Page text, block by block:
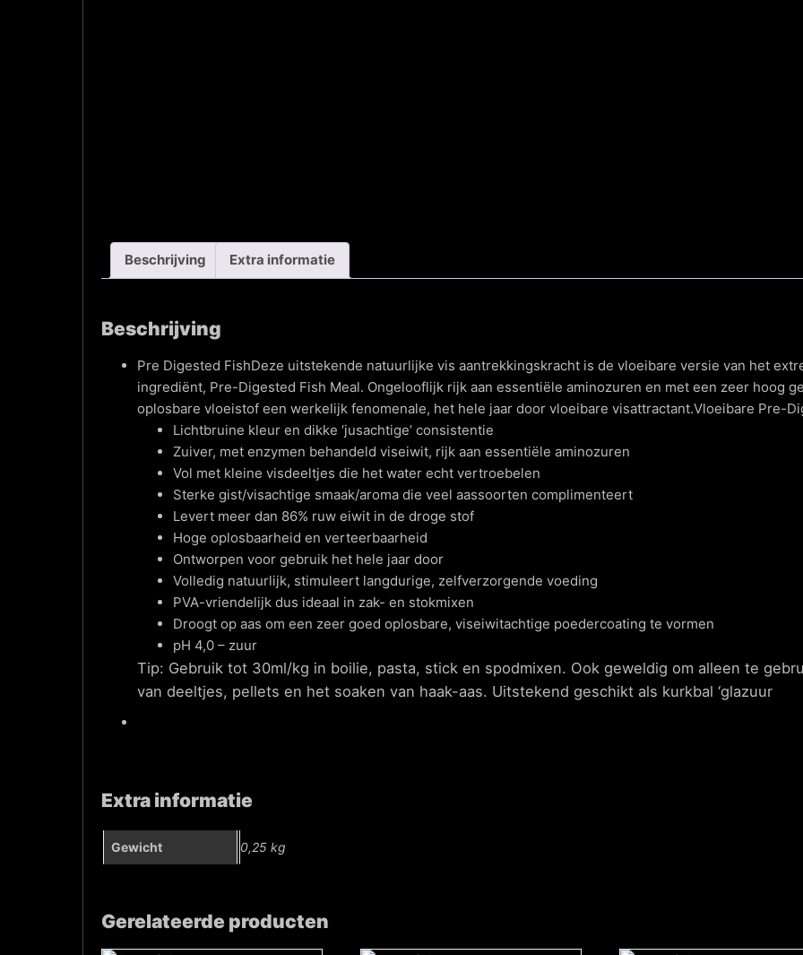
Beschrijving Extra informatie
Beschrijving
Pre Digested FishDeze uitstekende natuurlijke vis aantrekkingskracht is de vloeibare versie van het
ingrediënt, Pre-Digested Fish Meal. Ongelooflijk rijk aan essentiële aminozuren en met een zeer hoog
oplosbare vloeistof een werkelijk fenomenale, het hele jaar door vloeibare visattractant.Vloeibare Pre-
Lichtbruine kleur en dikke ‘jusachtige’ consistentie
Zuiver, met enzymen behandeld viseiwit, rijk aan essentiële aminozuren
Vol met kleine visdeeltjes die het water echt vertroebelen
Sterke gist/visachtige smaak/aroma die veel aassoorten complimenteert
Levert meer dan 86% ruw eiwit in de droge stof
Hoge oplosbaarheid en verteerbaarheid
Ontworpen voor gebruik het hele jaar door
Volledig natuurlijk, stimuleert langdurige, zelfverzorgende voeding
PVA-vriendelijk dus ideaal in zak- en stokmixen
Droogt op aas om een zeer goed oplosbare, viseiwitachtige poedercoating te vormen
pH 4,0 – zuur
Tip: Gebruik tot 30ml/kg in boilie, pasta, stick en spodmixen. Ook geweldig om alleen te
van deeltjes, pellets en het soaken van haak-aas. Uitstekend geschikt als kurkbal ‘glazuur
Extra informatie
Gewicht 0,25 kg
Gerelateerde producten